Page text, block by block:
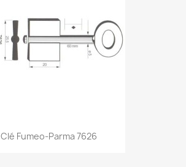
Clé Fumeo-Parma 7626